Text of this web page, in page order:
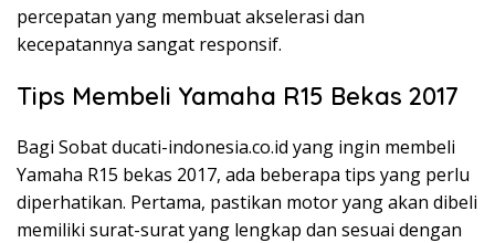
percepatan yang membuat akselerasi dan
kecepatannya sangat responsif.
Tips Membeli Yamaha R15 Bekas 2017
Bagi Sobat ducati-indonesia.co.id yang ingin membeli
Yamaha R15 bekas 2017, ada beberapa tips yang perlu
diperhatikan. Pertama, pastikan motor yang akan dibeli
memiliki surat-surat yang lengkap dan sesuai dengan